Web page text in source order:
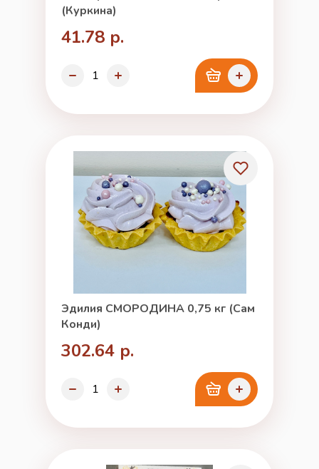
(Куркина)
41.78 р.
Эдилия СМОРОДИНА 0,75 кг (Сам
Конди)
302.64 р.